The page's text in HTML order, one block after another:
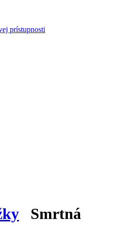
prístupnosti
Smrtná